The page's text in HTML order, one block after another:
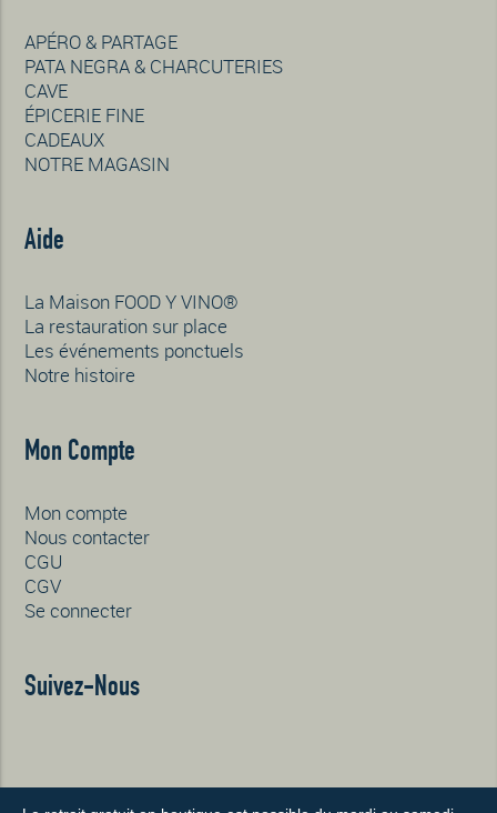
APÉRO & PARTAGE
PATA NEGRA & CHARCUTERIES
CAVE
ÉPICERIE FINE
CADEAUX
NOTRE MAGASIN
Aide
La Maison FOOD Y VINO®
La restauration sur place
Les événements ponctuels
Notre histoire
Mon Compte
Mon compte
Nous contacter
CGU
CGV
Se connecter
Suivez-Nous